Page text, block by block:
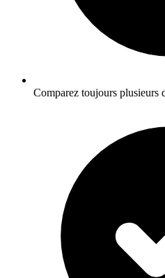
Comparez toujours plusieurs